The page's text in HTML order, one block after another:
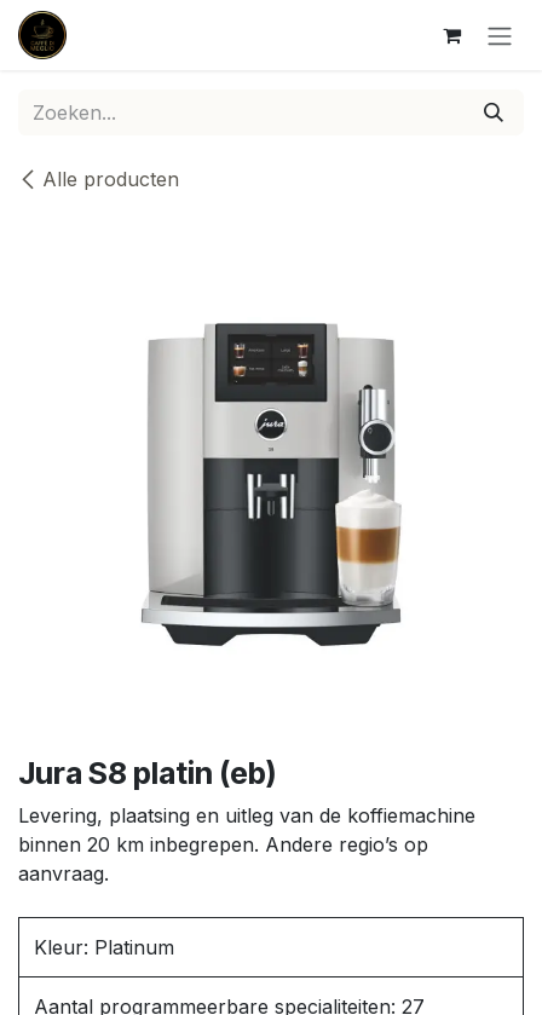
Overslaan naar inhoud
Alle producten
Jura S8 platin (eb)
Levering, plaatsing en uitleg van de koffiemachine
binnen 20 km inbegrepen. Andere regio’s op
aanvraag.
Kleur: Platinum
Aantal programmeerbare specialiteiten: 27